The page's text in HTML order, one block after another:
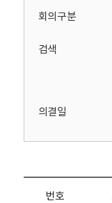
회의구분
검색
의결일
번호